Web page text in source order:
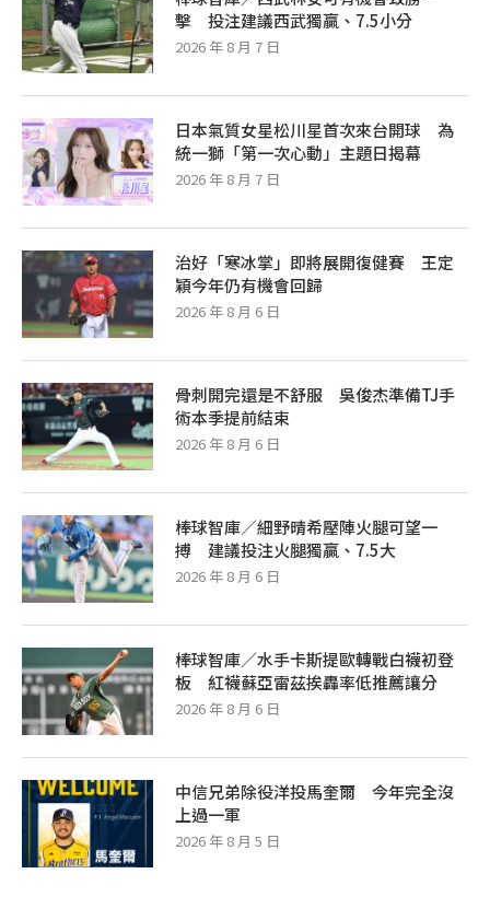
擊 投注建議西武獨贏、7.5小分
2026 年 8 月 7 日
日本氣質女星松川星首次來台開球 為
統一獅「第一次心動」主題日揭幕
2026 年 8 月 7 日
治好「寒冰掌」即將展開復健賽 王定
穎今年仍有機會回歸
2026 年 8 月 6 日
骨刺開完還是不舒服 吳俊杰準備TJ手
術本季提前結束
2026 年 8 月 6 日
棒球智庫／細野晴希壓陣火腿可望一
搏 建議投注火腿獨贏、7.5大
2026 年 8 月 6 日
棒球智庫／水手卡斯提歐轉戰白襪初登
板 紅襪蘇亞雷茲挨轟率低推薦讓分
2026 年 8 月 6 日
中信兄弟除役洋投馬奎爾 今年完全沒
上過一軍
2026 年 8 月 5 日